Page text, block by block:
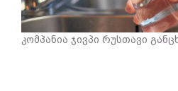
კომპანია ჯივპი რუსთავი